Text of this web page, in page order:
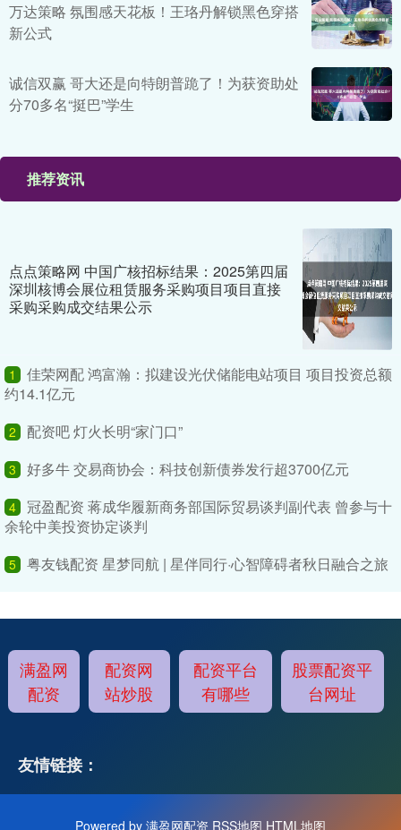
万达策略 氛围感天花板！王珞丹解锁黑色穿搭
新公式
诚信双赢 哥大还是向特朗普跪了！为获资助处
分70多名“挺巴”学生
推荐资讯
点点策略网 中国广核招标结果：2025第四届
深圳核博会展位租赁服务采购项目项目直接
采购采购成交结果公示
1
佳荣网配 鸿富瀚：拟建设光伏储能电站项目 项目投资总额
约14.1亿元
2 配资吧 灯火长明“家门口”
3 好多牛 交易商协会：科技创新债券发行超3700亿元
4 冠盈配资 蒋成华履新商务部国际贸易谈判副代表 曾参与十
余轮中美投资协定谈判
5 粤友钱配资 星梦同航 | 星伴同行·心智障碍者秋日融合之旅
满盈网
配资
配资网
站炒股
配资平台
有哪些
股票配资平
台网址
友情链接：
Powered by 满盈网配资 RSS地图 HTML地图